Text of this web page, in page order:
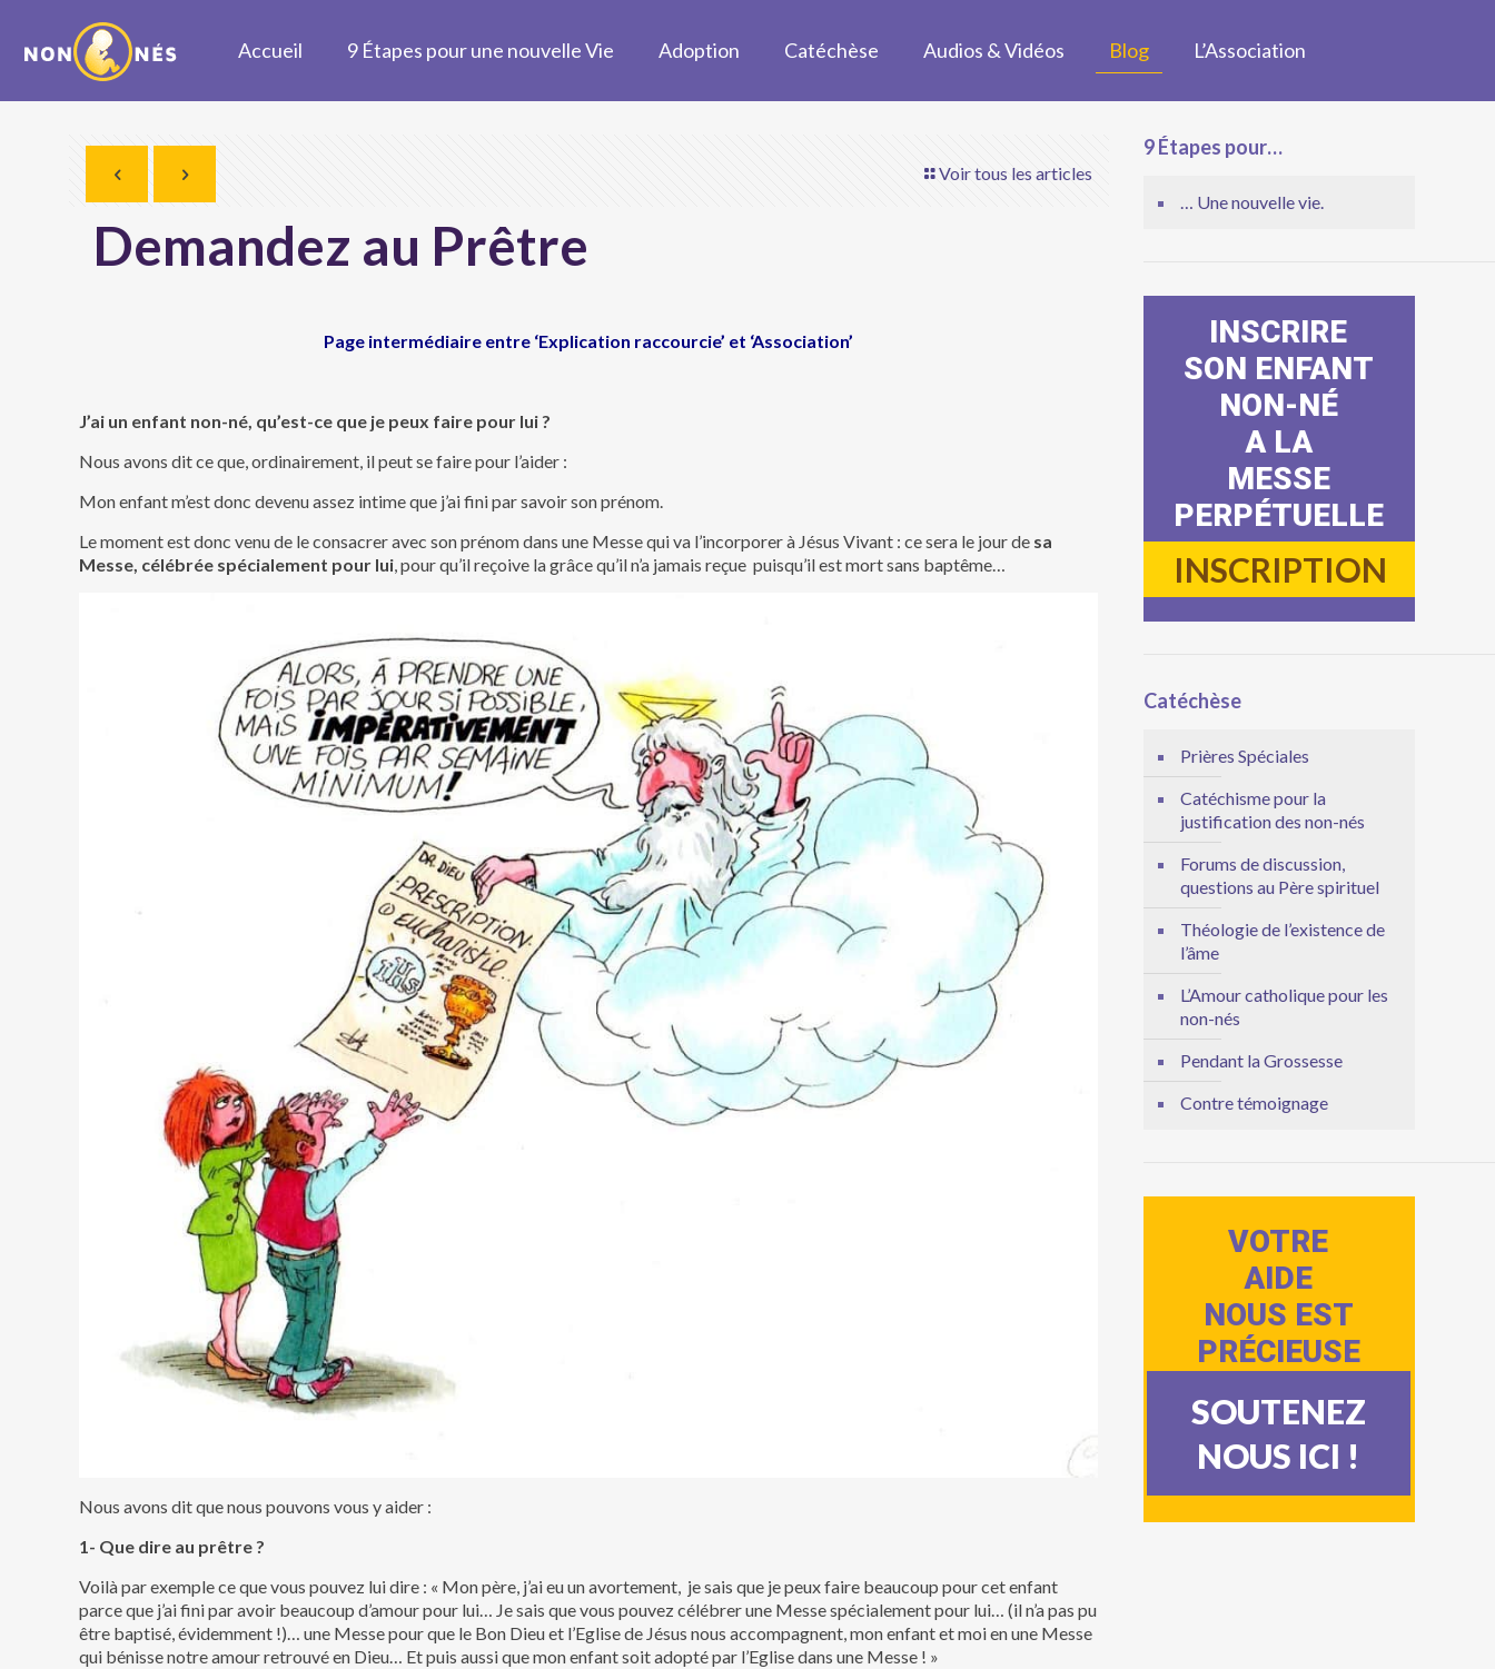
Accueil 9 Étapes pour une nouvelle Vie Adoption Catéchèse Audios & Vidéos Blog L’Association
Voir tous les articles
Demandez au Prêtre
Page intermédiaire entre ‘Explication raccourcie’ et ‘Association’
J’ai un enfant non-né, qu’est-ce que je peux faire pour lui ?
Nous avons dit ce que, ordinairement, il peut se faire pour l’aider :
Mon enfant m’est donc devenu assez intime que j’ai fini par savoir son prénom.
Le moment est donc venu de le consacrer avec son prénom dans une Messe qui va l’incorporer à Jésus Vivant : ce sera le jour de sa
Messe, célébrée spécialement pour lui, pour qu’il reçoive la grâce qu’il n’a jamais reçue puisqu’il est mort sans baptême…
Nous avons dit que nous pouvons vous y aider :
1- Que dire au prêtre ?
Voilà par exemple ce que vous pouvez lui dire : « Mon père, j’ai eu un avortement, je sais que je peux faire beaucoup pour cet enfant
parce que j’ai fini par avoir beaucoup d’amour pour lui… Je sais que vous pouvez célébrer une Messe spécialement pour lui… (il n’a pas pu
être baptisé, évidemment !)… une Messe pour que le Bon Dieu et l’Eglise de Jésus nous accompagnent, mon enfant et moi en une Messe
qui bénisse notre amour retrouvé en Dieu… Et puis aussi que mon enfant soit adopté par l’Eglise dans une Messe ! »
9 Étapes pour…
… Une nouvelle vie.
INSCRIRE
SON ENFANT
NON-NÉ
A LA
MESSE
PERPÉTUELLE
INSCRIPTION
Catéchèse
Prières Spéciales
Catéchisme pour la
justification des non-nés
Forums de discussion,
questions au Père spirituel
Théologie de l’existence de
l’âme
L’Amour catholique pour les
non-nés
Pendant la Grossesse
Contre témoignage
VOTRE
AIDE
NOUS EST
PRÉCIEUSE
SOUTENEZ
NOUS ICI !